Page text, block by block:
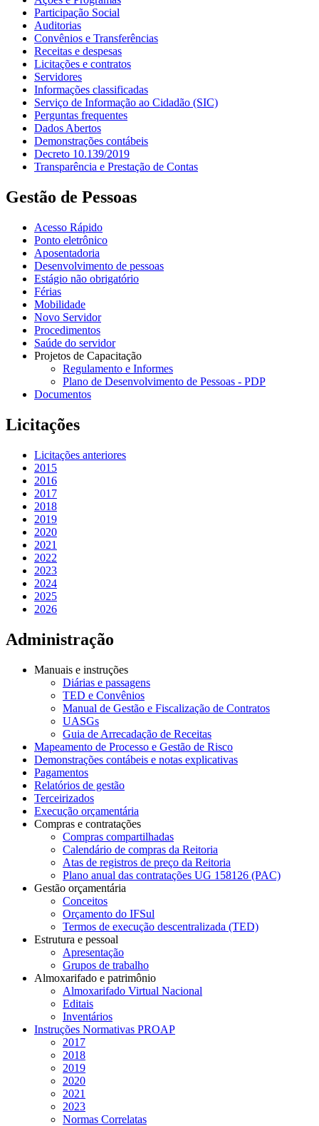
Participação Social
Auditorias
Convênios e Transferências
Receitas e despesas
Licitações e contratos
Servidores
Informações classificadas
Serviço de Informação ao Cidadão (SIC)
Perguntas frequentes
Dados Abertos
Demonstrações contábeis
Decreto 10.139/2019
Transparência e Prestação de Contas
Gestão de Pessoas
Acesso Rápido
Ponto eletrônico
Aposentadoria
Desenvolvimento de pessoas
Estágio não obrigatório
Férias
Mobilidade
Novo Servidor
Procedimentos
Saúde do servidor
Projetos de Capacitação
Regulamento e Informes
Plano de Desenvolvimento de Pessoas - PDP
Documentos
Licitações
Licitações anteriores
2015
2016
2017
2018
2019
2020
2021
2022
2023
2024
2025
2026
Administração
Manuais e instruções
Diárias e passagens
TED e Convênios
Manual de Gestão e Fiscalização de Contratos
UASGs
Guia de Arrecadação de Receitas
Mapeamento de Processo e Gestão de Risco
Demonstrações contábeis e notas explicativas
Pagamentos
Relatórios de gestão
Terceirizados
Execução orçamentária
Compras e contratações
Compras compartilhadas
Calendário de compras da Reitoria
Atas de registros de preço da Reitoria
Plano anual das contratações UG 158126 (PAC)
Gestão orçamentária
Conceitos
Orçamento do IFSul
Termos de execução descentralizada (TED)
Estrutura e pessoal
Apresentação
Grupos de trabalho
Almoxarifado e patrimônio
Almoxarifado Virtual Nacional
Editais
Inventários
Instruções Normativas PROAP
2017
2018
2019
2020
2021
2023
Normas Correlatas